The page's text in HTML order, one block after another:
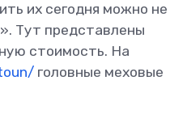
их сегодня можно не
Тут представлены
стоимость. На
головные меховые